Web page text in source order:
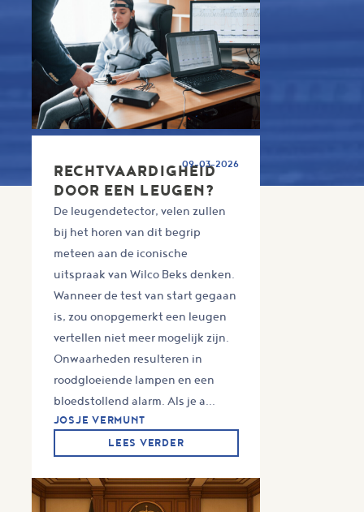
RECHTVAARDIGHEID
DOOR EEN LEUGEN?
09-03-2026
De leugendetector, velen zullen
bij het horen van dit begrip
meteen aan de iconische
uitspraak van Wilco Beks denken.
Wanneer de test van start gegaan
is, zou onopgemerkt een leugen
vertellen niet meer mogelijk zijn.
Onwaarheden resulteren in
roodgloeiende lampen en een
bloedstollend alarm. Als je a...
JOSJE VERMUNT
LEES VERDER